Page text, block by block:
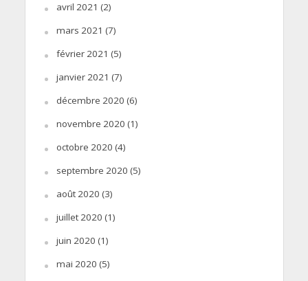
avril 2021 (2)
mars 2021 (7)
février 2021 (5)
janvier 2021 (7)
décembre 2020 (6)
novembre 2020 (1)
octobre 2020 (4)
septembre 2020 (5)
août 2020 (3)
juillet 2020 (1)
juin 2020 (1)
mai 2020 (5)